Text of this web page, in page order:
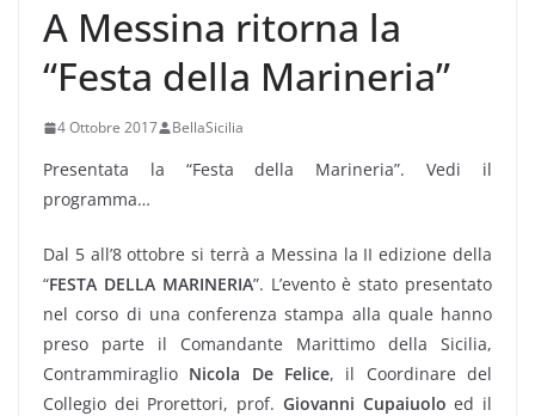
A Messina ritorna la
“Festa della Marineria”
4 Ottobre 2017 BellaSicilia
Presentata la “Festa della Marineria”. Vedi il
programma…
Dal 5 all’8 ottobre si terrà a Messina la II edizione della
“FESTA DELLA MARINERIA”. L’evento è stato presentato
nel corso di una conferenza stampa alla quale hanno
preso parte il Comandante Marittimo della Sicilia,
Contrammiraglio Nicola De Felice, il Coordinare del
Collegio dei Prorettori, prof. Giovanni Cupaiuolo ed il